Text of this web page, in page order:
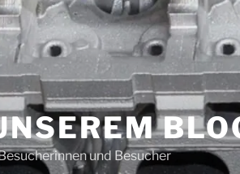
und Besucher